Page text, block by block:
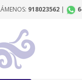
918023562 |